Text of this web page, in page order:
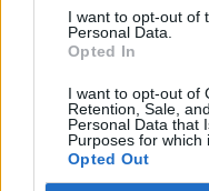
I want to opt-out of
Personal Data.
Opted In
I want to opt-out of
Retention, Sale,
Personal Data that
Purposes for which
Opted Out